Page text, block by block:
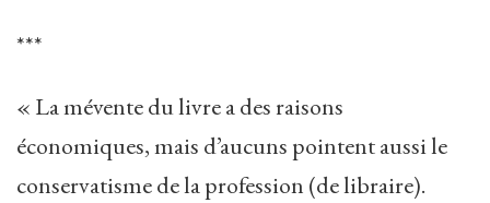
***
« La mévente du livre a des raisons
économiques, mais d’aucuns pointent aussi le
conservatisme de la profession (de libraire).